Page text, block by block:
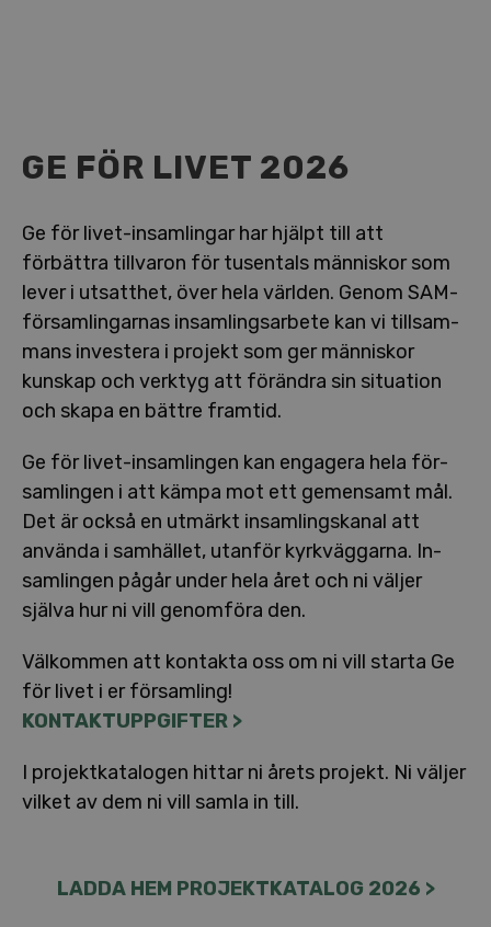
GE FÖR LIVET 2026
Ge för li­vet-in­sam­ling­ar har hjälpt till att
förbättra tillvaron för tusentals människor som
lever i utsatthet, över hela världen. Genom SAM-
för­sam­ling­ar­nas in­sam­lings­ar­be­te kan vi till­sam­
mans investera i projekt som ger människor
kunskap och verktyg att förändra sin situation
och skapa en bättre framtid.
Ge för li­vet-in­sam­ling­en kan engagera hela för­
sam­ling­en i att kämpa mot ett gemensamt mål.
Det är också en utmärkt in­sam­lings­ka­nal att
använda i samhället, utanför kyrk­väg­gar­na. In­
sam­ling­en pågår under hela året och ni väljer
själva hur ni vill genomföra den.
Välkommen att kontakta oss om ni vill starta Ge
för livet i er för­sam­ling!
KON­TAKT­UPP­GIF­TER >
I pro­jekt­ka­ta­lo­gen hittar ni årets projekt. Ni väljer
vilket av dem ni vill samla in till.
LADDA HEM PRO­JEKT­KA­TA­LOG 2026 >